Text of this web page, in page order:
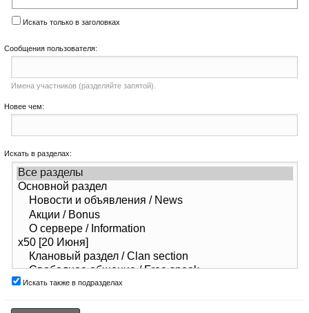
Искать только в заголовках
Сообщения пользователя:
Имена участников (разделяйте запятой).
Новее чем:
Искать в разделах:
Искать также в подразделах